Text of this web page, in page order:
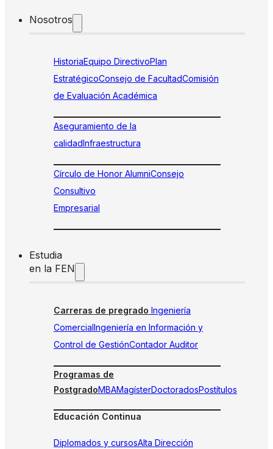
Nosotros
HistoriaEquipo DirectivoPlan
EstratégicoConsejo de FacultadComisión
de Evaluación Académica
Aseguramiento de la
calidadInfraestructura
Círculo de Honor AlumniConsejo
Consultivo
Empresarial
Estudia
en la FEN
Carreras de pregrado Ingeniería
ComercialIngeniería en Información y
Control de GestiónContador Auditor
Programas de
PostgradoMBAMagísterDoctoradosPostítulos
Educación Continua
Diplomados y cursosAlta Dirección